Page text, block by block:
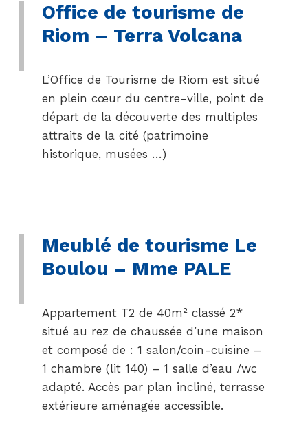
Office de tourisme de
Riom – Terra Volcana
L’Office de Tourisme de Riom est situé
en plein cœur du centre-ville, point de
départ de la découverte des multiples
attraits de la cité (patrimoine
historique, musées …)
Meublé de tourisme Le
Boulou – Mme PALE
Appartement T2 de 40m² classé 2*
situé au rez de chaussée d’une maison
et composé de : 1 salon/coin-cuisine –
1 chambre (lit 140) – 1 salle d’eau /wc
adapté. Accès par plan incliné, terrasse
extérieure aménagée accessible.